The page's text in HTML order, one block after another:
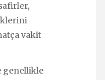
vakit
genellikle